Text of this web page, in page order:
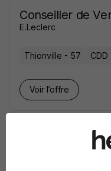
Conseiller de
E.Leclerc
Thionville - 57 CDD
Voir l’offre
CDI -
Boucherie H/F